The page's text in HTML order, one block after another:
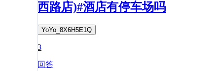
西路店)#酒店有停车场吗
YoYo_8X6H5E1Q
3
回答